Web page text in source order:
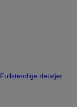
Fullstendige detaljer